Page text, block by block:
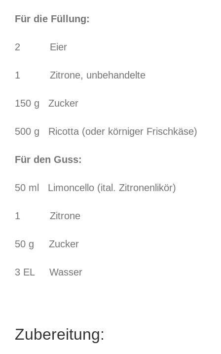
Für die Füllung:
2 Eier
1 Zitrone, unbehandelte
150 g Zucker
500 g Ricotta (oder körniger Frischkäse)
Für den Guss:
50 ml Limoncello (ital. Zitronenlikör)
1 Zitrone
50 g Zucker
3 EL Wasser
Zubereitung: